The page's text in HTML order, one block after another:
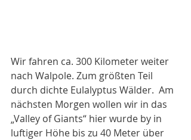
Wir fahren ca. 300 Kilometer weiter
nach Walpole. Zum größten Teil
durch dichte Eulalyptus Wälder.  Am
nächsten Morgen wollen wir in das
„Valley of Giants“ hier wurde by in
luftiger Höhe bis zu 40 Meter über